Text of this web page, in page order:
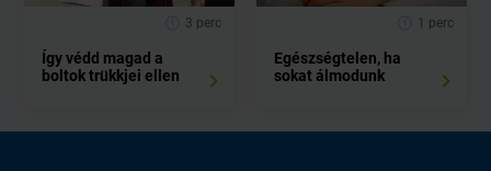
3 perc
Így védd magad a
boltok trükkjei ellen
1 perc
Egészségtelen, ha
sokat álmodunk